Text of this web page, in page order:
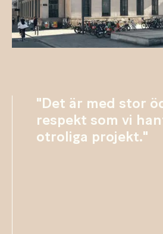
"Det är med stor
respekt som vi
otroliga projekt."